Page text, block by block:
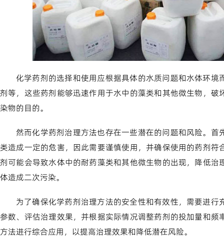
化学药剂的选择和使用应根据具体的水质问题和水体环
剂等，这些药剂能够迅速作用于水中的藻类和其他微生物，
染物的目的。
然而化学药剂治理方法也存在一些潜在的问题和风险。
类造成一定的危害，因此需要谨慎使用，并确保使用的药剂
剂可能会导致水体中的耐药藻类和其他微生物的出现，降低
体造成二次污染。
为了确保化学药剂治理方法的安全性和有效性，需要进
参数、评估治理效果，并根据实际情况调整药剂的投加量和
方法进行综合应用，以提高治理效果和降低潜在风险。